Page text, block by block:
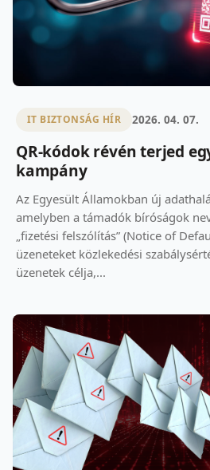
IT BIZTONSÁG HÍR 2026. 04. 07.
QR-kódok révén terjed
kampány
Az Egyesült Államokban új
amelyben a támadók bíróságok
„fizetési felszólítás” (Notice of
üzeneteket közlekedési
üzenetek célja,...